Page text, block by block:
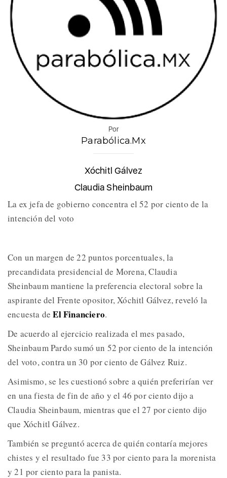
Por
Parabólica.Mx
Xóchitl Gálvez
Claudia Sheinbaum
La ex jefa de gobierno concentra el 52 por ciento de la
intención del voto
Con un margen de 22 puntos porcentuales, la
precandidata presidencial de Morena, Claudia
Sheinbaum mantiene la preferencia electoral sobre la
aspirante del Frente opositor, Xóchitl Gálvez, reveló la
encuesta deEl Financiero.
De acuerdo al ejercicio realizada el mes pasado,
Sheinbaum Pardo sumó un 52 por ciento de la intención
del voto, contra un 30 por ciento de Gálvez Ruiz.
Asimismo, se les cuestionó sobre a quién preferirían ver
en una fiesta de fin de año y el 46 por ciento dijo a
Claudia Sheinbaum, mientras que el 27 por ciento dijo
que Xóchitl Gálvez.
También se preguntó acerca de quién contaría mejores
chistes y el resultado fue 33 por ciento para la morenista
y 21 por ciento para la panista.